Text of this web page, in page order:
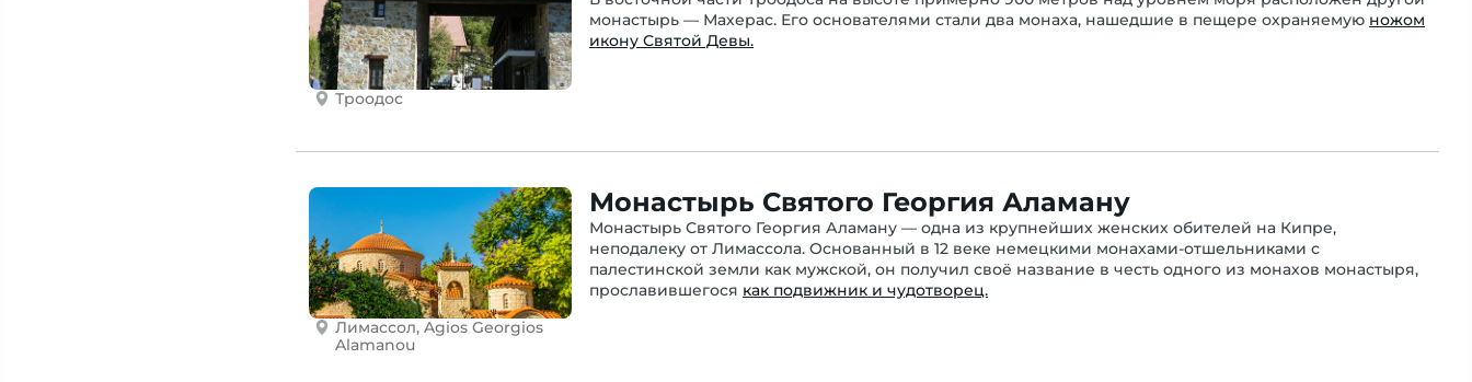
Троодос
монастырь — Махерас. Его основателями стали два монаха, нашедшие в пещере охраняемую ножом
икону Святой Девы.
Лимассол, Agios Georgios
Alamanou
Монастырь Святого Георгия Аламану
Монастырь Святого Георгия Аламану — одна из крупнейших женских обителей на Кипре,
неподалеку от Лимассола. Основанный в 12 веке немецкими монахами-отшельниками с
палестинской земли как мужской, он получил своё название в честь одного из монахов монастыря,
прославившегося как подвижник и чудотворец.